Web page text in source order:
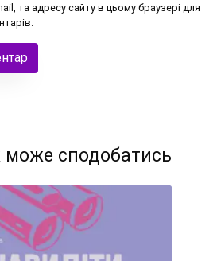
та адресу сайту в цьому браузері для
сподобатись